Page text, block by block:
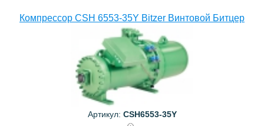
Компрессор CSH 6553-35Y Bitzer Винтовой Битцер
Артикул: CSH6553-35Y